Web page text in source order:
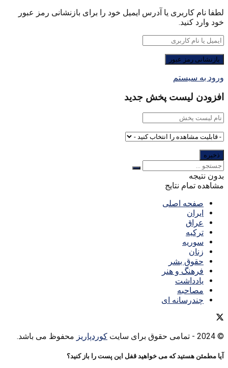
لطفا نام کاربری یا آدرس ایمیل خود را برای بازنشانی رمز عبور
خود وارد کنید.
ورود به سیستم
افزودن لیست پخش جدید
بدون نتیجه
مشاهده تمام نتایج
صفحه اصلی
ایران
عراق
ترکیه
سوریه
زنان
حقوق بشر
فرهنگ و هنر
یادداشت
مصاحبه
چندرسانه ای
© 2024 - تمامی حقوق برای سایت کوردپاریز محفوظ می باشد.
آیا مطمئن هستید که می خواهید قفل این پست را باز کنید؟